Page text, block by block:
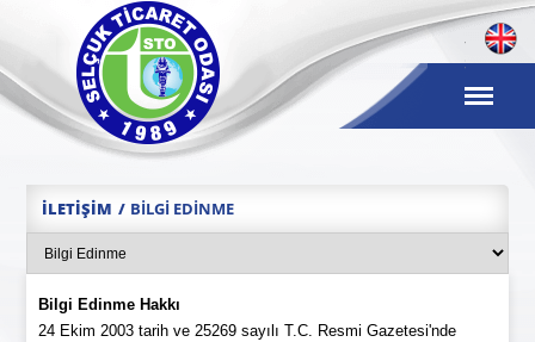
İLETIŞIM BILGI EDINME
Bilgi Edinme Hakkı
24 Ekim 2003 tarih ve 25269 sayılı T.C. Resmi Gazetesi'nde